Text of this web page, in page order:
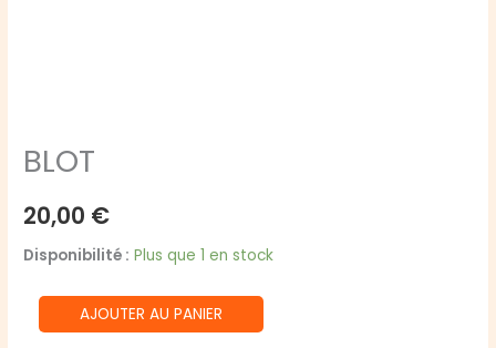
BLOT
20,00 €
Disponibilité : Plus que 1 en stock
quantité
de
AJOUTER AU PANIER